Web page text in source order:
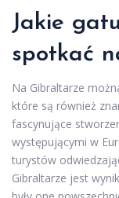
Jakie
spotkać
Na Gibraltarze
które są również
fascynujące
występującymi w
turystów
Gibraltarze jest